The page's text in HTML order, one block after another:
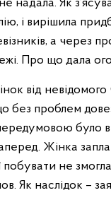
надала. Як
і вирішила
а через
Про що дала
від невідомого
без проблем
передумовою було
Жінка
побувати не
Як наслідок –